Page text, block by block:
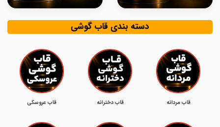
دسته بندی قاب گوشی
قاب مردانه قاب دخترانه قاب عروسکی